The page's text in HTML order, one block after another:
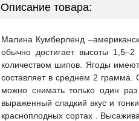
Описание товара:
Малина Кумберленд
обычно достигает высоты
количеством шипов. Ягоды
составляет в среднем 2 грамма.
можно снимать только один
выраженный сладкий вкус и
красноплодных сортах .